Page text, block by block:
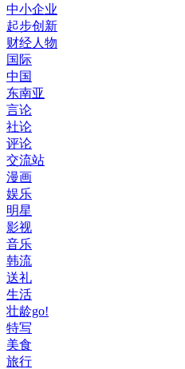
中小企业
起步创新
财经人物
国际
中国
东南亚
言论
社论
评论
交流站
漫画
娱乐
明星
影视
音乐
韩流
送礼
生活
壮龄go!
特写
美食
旅行